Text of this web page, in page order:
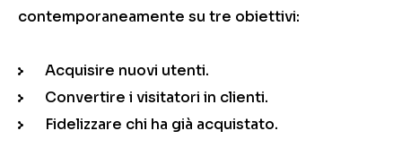
contemporaneamente su tre obiettivi:
Acquisire nuovi utenti.
Convertire i visitatori in clienti.
Fidelizzare chi ha già acquistato.